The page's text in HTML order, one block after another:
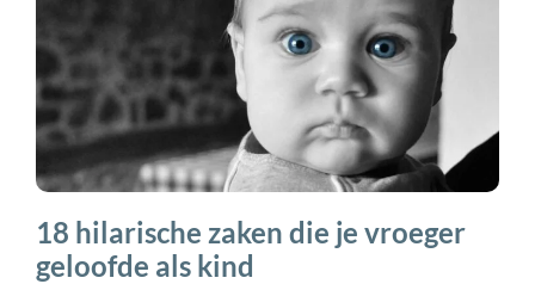
18 hilarische zaken die je vroeger
geloofde als kind